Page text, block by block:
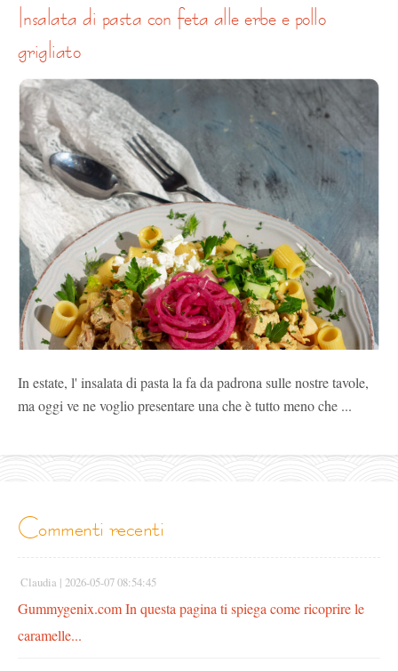
insalata di pasta con feta alle erbe e pollo
grigliato
In estate, l' insalata di pasta la fa da padrona sulle nostre tavole,
ma oggi ve ne voglio presentare una che è tutto meno che ...
commenti recenti
Claudia | 2026-05-07 08:54:45
Gummygenix.com In questa pagina ti spiega come ricoprire le
caramelle...